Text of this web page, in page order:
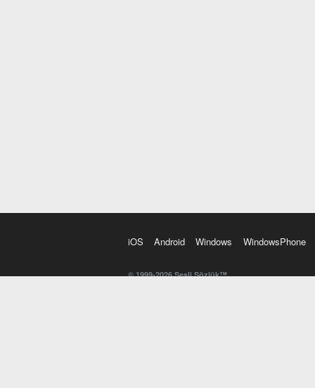
iOS Android Windows WindowsPhone
© 1999-2026 Sesli Sözlük™